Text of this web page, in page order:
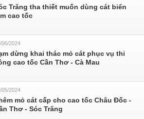
Trăng tha thiết muốn dùng cát biển
cao tốc
06/2024
dừng khai thác mỏ cát phục vụ thi
cao tốc Cần Thơ - Cà Mau
05/2024
mỏ cát cấp cho cao tốc Châu Đốc -
Thơ - Sóc Trăng